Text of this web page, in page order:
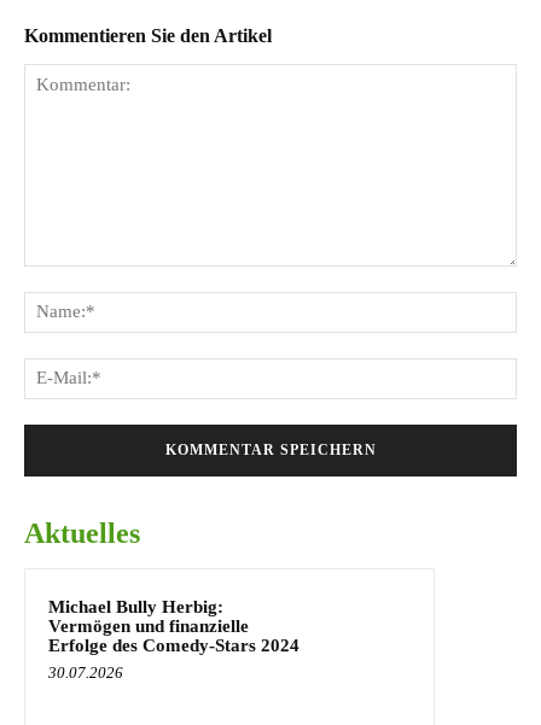
Kommentieren Sie den Artikel
Aktuelles
Michael Bully Herbig:
Vermögen und finanzielle
Erfolge des Comedy-Stars 2024
30.07.2026